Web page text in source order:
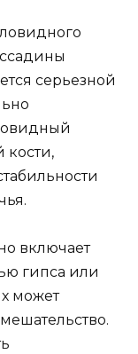
серьезной
кости,
включает
гипса или
может